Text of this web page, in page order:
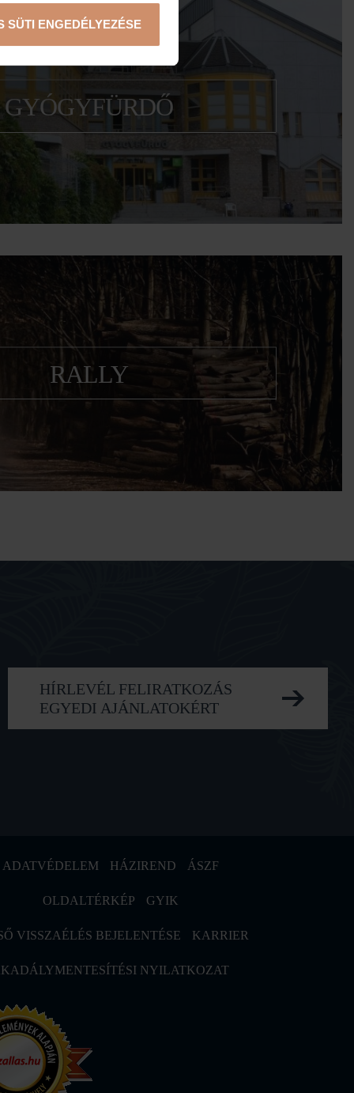
SÜTI ENGEDÉLYEZÉSE
GYÓGYFÜRDŐ
méter mélyről jövő, 65 °C-os víz
RALLY
Ford Hungary Rally Team
HÍRLEVÉL FELIRATKOZÁS
EGYEDI AJÁNLATOKÉRT
ADATVÉDELEM HÁZIREND ÁSZF
OLDALTÉRKÉP GYIK
VISSZAÉLÉS BEJELENTÉSE KARRIER
NYILATKOZAT